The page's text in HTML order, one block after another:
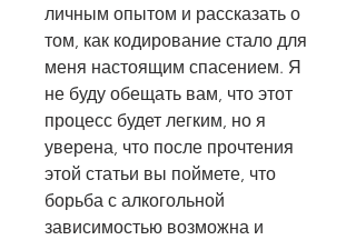
личным опытом и рассказать о
том, как кодирование стало для
меня настоящим спасением. Я
не буду обещать вам, что этот
процесс будет легким, но я
уверена, что после прочтения
этой статьи вы поймете, что
борьба с алкогольной
зависимостью возможна и